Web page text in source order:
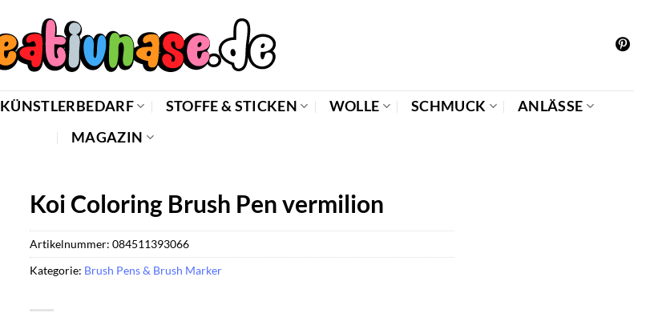
KÜNSTLERBEDARF STOFFE & STICKEN WOLLE SCHMUCK
ANLÄSSE
MAGAZIN
Koi Coloring Brush Pen vermilion
Artikelnummer: 084511393066
Kategorie: Brush Pens & Brush Marker